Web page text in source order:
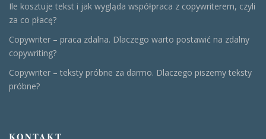
Ile kosztuje tekst i jak wygląda współpraca z copywriterem, czyli
za co płacę?
Copywriter – praca zdalna. Dlaczego warto postawić na zdalny
copywriting?
Copywriter – teksty próbne za darmo. Dlaczego piszemy teksty
próbne?